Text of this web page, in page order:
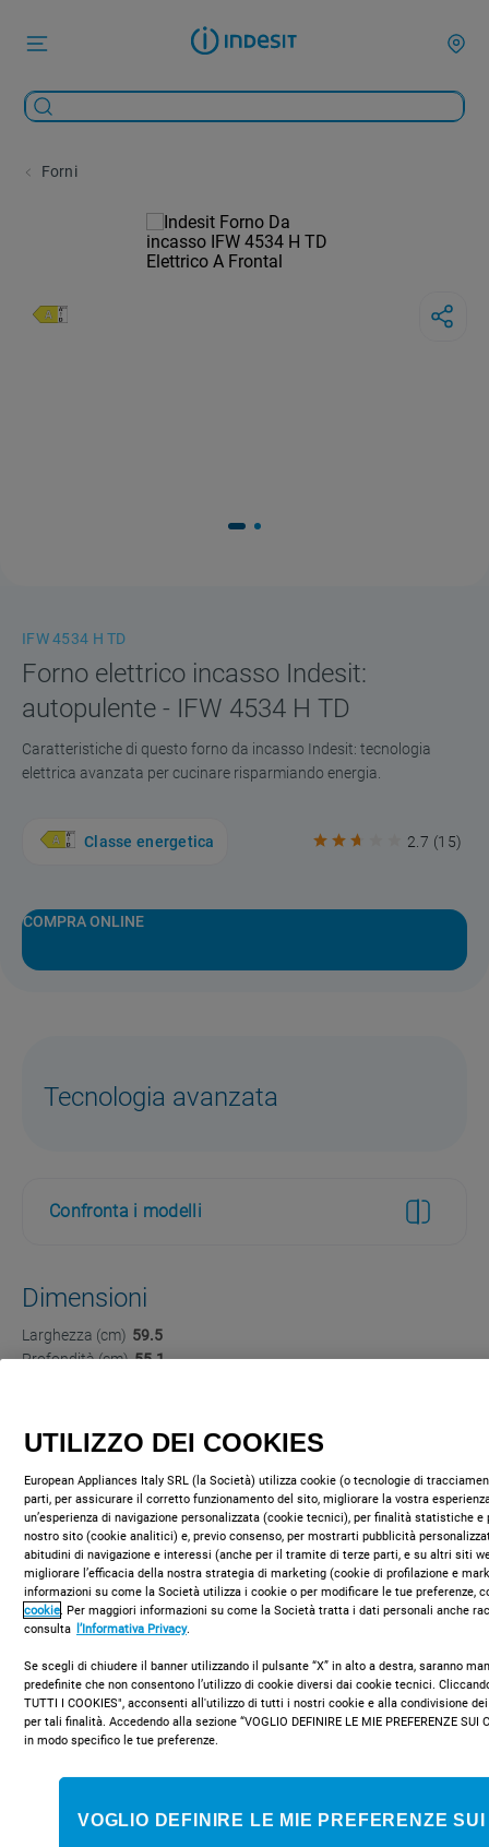
Forni
IFW 4534 H TD
Forno elettrico incasso Indesit:
autopulente - IFW 4534 H TD
Caratteristiche di questo forno da incasso Indesit: tecnologia
elettrica avanzata per cucinare risparmiando energia.
Classe energetica 2.7 (15)
COMPRA ONLINE
Tecnologia avanzata
Confronta i modelli
Dimensioni
Larghezza (cm) 59.5
Profondità (cm) 55.1
Specifiche tecniche
Garanzia
2 anni di garanzia. Per tutti i difetti di conformità
Caratteristiche
Documenti
UTILIZZO DEI COOKIES
European Appliances Italy SRL (la Società) utilizza cookie (o tecnologie di
parti, per assicurare il corretto funzionamento del sito, migliorare la vostra
un’esperienza di navigazione personalizzata (cookie tecnici), per finalità statistiche e
nostro sito (cookie analitici) e, previo consenso, per mostrarti pubblicità
abitudini di navigazione e interessi (anche per il tramite di terze parti, e su altri siti
migliorare l’efficacia della nostra strategia di marketing (cookie di profilazione e
informazioni su come la Società utilizza i cookie o per modificare le tue preferenze,
cookie. Per maggiori informazioni su come la Società tratta i dati personali anche
consulta l’Informativa Privacy.
Se scegli di chiudere il banner utilizzando il pulsante “X” in alto a destra, saranno
predefinite che non consentono l’utilizzo di cookie diversi dai cookie tecnici.
TUTTI I COOKIES", acconsenti all'utilizzo di tutti i nostri cookie e alla condivisione
per tali finalità. Accedendo alla sezione “VOGLIO DEFINIRE LE MIE PREFERENZE SUI
in modo specifico le tue preferenze.
VOGLIO DEFINIRE LE MIE PREFERENZE